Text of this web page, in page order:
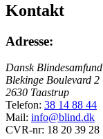
Kontakt
Adresse:
Dansk Blindesamfund
Blekinge Boulevard 2
2630 Taastrup
Telefon: 38 14 88 44
Mail: info@blind.dk
CVR-nr: 18 20 39 28